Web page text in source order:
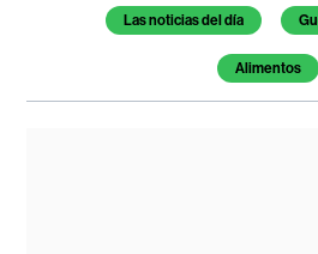
Temas de este artículo
Las noticias del día
Alimentos